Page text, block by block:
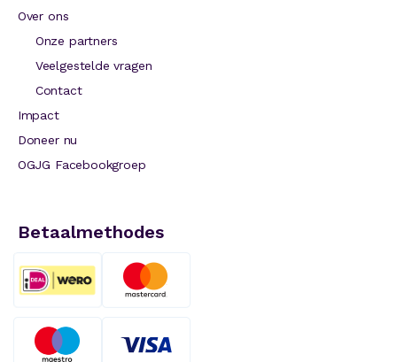
Over ons
Onze partners
Veelgestelde vragen
Contact
Impact
Doneer nu
OGJG Facebookgroep
Betaalmethodes